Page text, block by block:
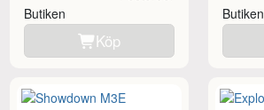
Butiken
Köp
Butiken